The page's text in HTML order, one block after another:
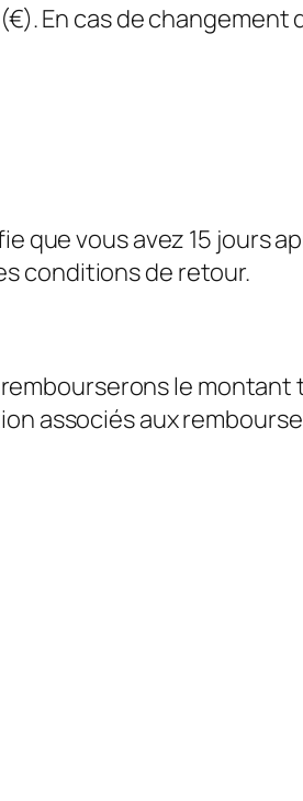
En cas de changement
que vous avez 15 jours
conditions de retour.
le montant
associés aux